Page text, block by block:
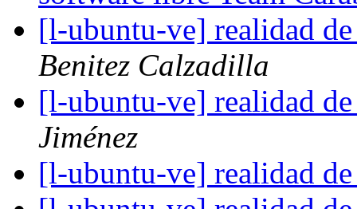
[l-ubuntu-ve] realidad
Benitez Calzadilla
[l-ubuntu-ve] realidad
Jiménez
[l-ubuntu-ve] realidad